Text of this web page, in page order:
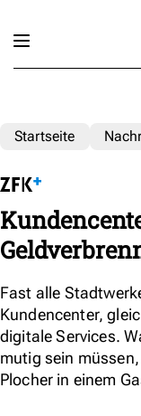
Startseite
Fast alle
Kundencenter,
digitale Services.
mutig sein
Plocher in einem